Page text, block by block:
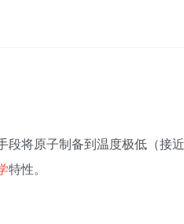
段将原子制备到温度极低（接近
特性。